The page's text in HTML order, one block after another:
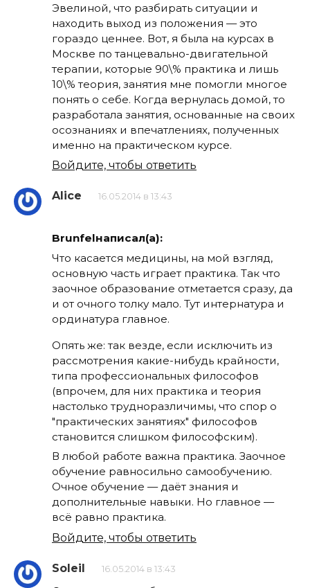
Эвелиной, что разбирать ситуации и
находить выход из положения — это
гораздо ценнее. Вот, я была на курсах в
Москве по танцевально-двигательной
терапии, которые 90\% практика и лишь
10\% теория, занятия мне помогли многое
понять о себе. Когда вернулась домой, то
разработала занятия, основанные на своих
осознаниях и впечатлениях, полученных
именно на практическом курсе.
Войдите, чтобы ответить
Alice 16.05.2014 в 13:43
Brunfelнаписал(а):
Что касается медицины, на мой взгляд,
основную часть играет практика. Так что
заочное образование отметается сразу, да
и от очного толку мало. Тут интернатура и
ординатура главное.
Опять же: так везде, если исключить из
рассмотрения какие-нибудь крайности,
типа профессиональных философов
(впрочем, для них практика и теория
настолько трудноразличимы, что спор о
"практических занятиях" философов
становится слишком философским).
В любой работе важна практика. Заочное
обучение равносильно самообучению.
Очное обучение — даёт знания и
дополнительные навыки. Но главное —
всё равно практика.
Войдите, чтобы ответить
Soleil 16.05.2014 в 13:43